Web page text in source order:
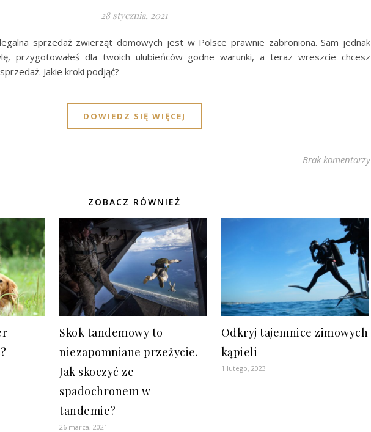
28 stycznia, 2021
sprzedaż zwierząt domowych jest w Polsce prawnie zabroniona. Sam jednak
przygotowałeś dla twoich ulubieńców godne warunki, a teraz wreszcie chcesz
Jakie kroki podjąć?
DOWIEDZ SIĘ WIĘCEJ
Brak komentarzy
ZOBACZ RÓWNIEŻ
Skok tandemowy to
niezapomniane przeżycie.
Jak skoczyć ze
spadochronem w
tandemie?
26 marca, 2021
Odkryj tajemnice zimowych
kąpieli
1 lutego, 2023